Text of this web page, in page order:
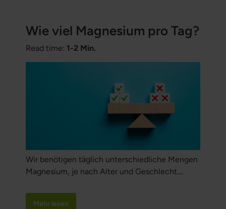
Wie viel Magnesium pro Tag?
Read time: 1-2 Min.
Wir benötigen täglich unterschiedliche Mengen
Magnesium, je nach Alter und Geschlecht.
Magnesiumbedarf.
Mehr lesen